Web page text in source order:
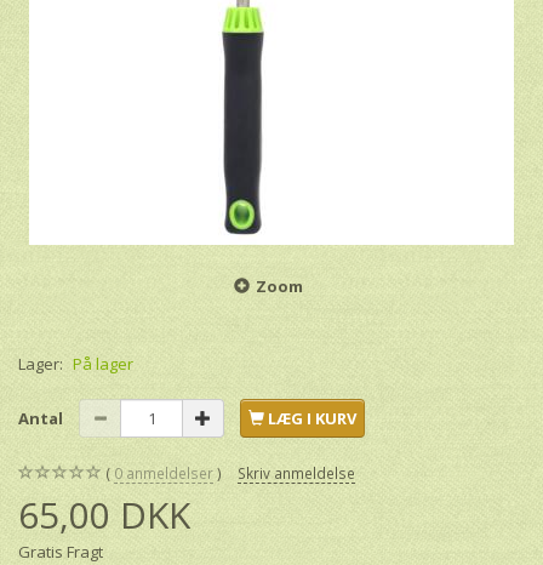
Zoom
Lager: På lager
Antal LÆG I KURV
0 anmeldelser Skriv anmeldelse
65,00 DKK
Gratis Fragt